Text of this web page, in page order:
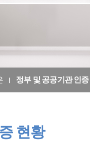
정부 및 공공기관 인
현황